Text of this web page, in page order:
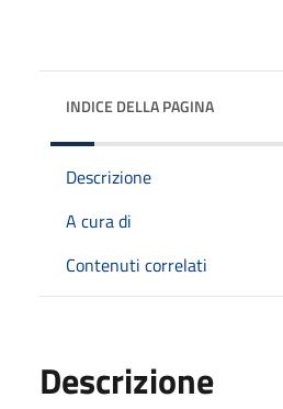
INDICE DELLA PAGINA
Descrizione
A cura di
Contenuti correlati
Descrizione